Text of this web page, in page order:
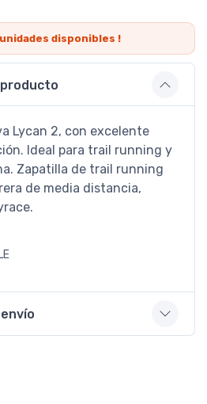
disponibles !
Lycan 2, con excelente
Ideal para trail running y
Zapatilla de trail running
de media distancia,